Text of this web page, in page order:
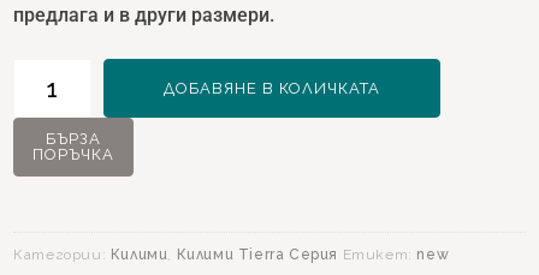
предлага и в други размери.
Килим
Tierra
-
ДОБАВЯНЕ В КОЛИЧКАТА
БЪРЗА
ПОРЪЧКА
Категории: Килими, Килими Tierra Серия Етикет: new